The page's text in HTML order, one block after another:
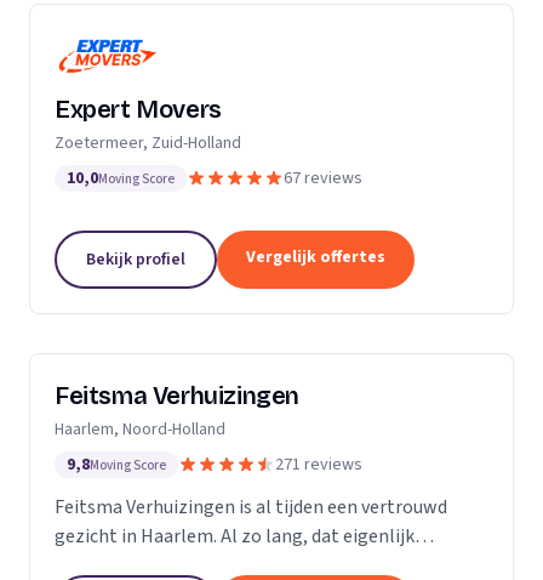
Expert Movers
Zoetermeer, Zuid-Holland
10,0Moving Score 67 reviews
Bekijk profiel Vergelijk offertes
Feitsma Verhuizingen
Haarlem, Noord-Holland
9,8Moving Score 271 reviews
Feitsma Verhuizingen is al tijden een vertrouwd
gezicht in Haarlem. Al zo lang, dat eigenlijk